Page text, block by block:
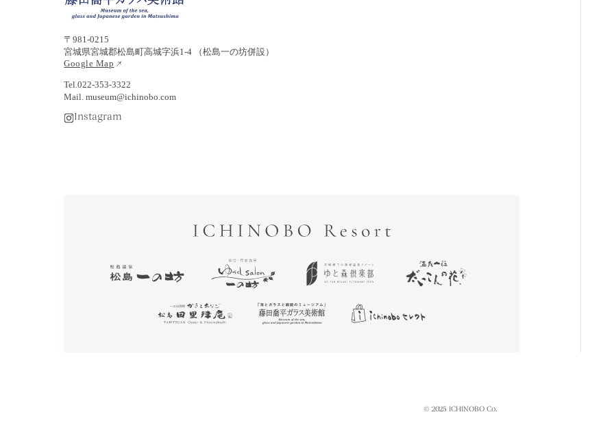
〒981-0215
宮城県宮城郡松島町高城字浜1-4 （松島一の坊併設）
Google Map
Tel.022-353-3322
Mail. museum@ichinobo.com
Instagram
© 2025 ICHINOBO Co.